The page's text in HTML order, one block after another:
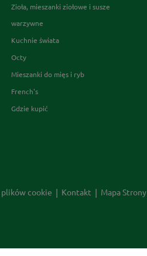
Zioła, mieszanki ziołowe i susze
warzywne
Kuchnie świata
Octy
Mieszanki do mięs i ryb
French's
Gdzie kupić
cookie Kontakt Mapa Strony